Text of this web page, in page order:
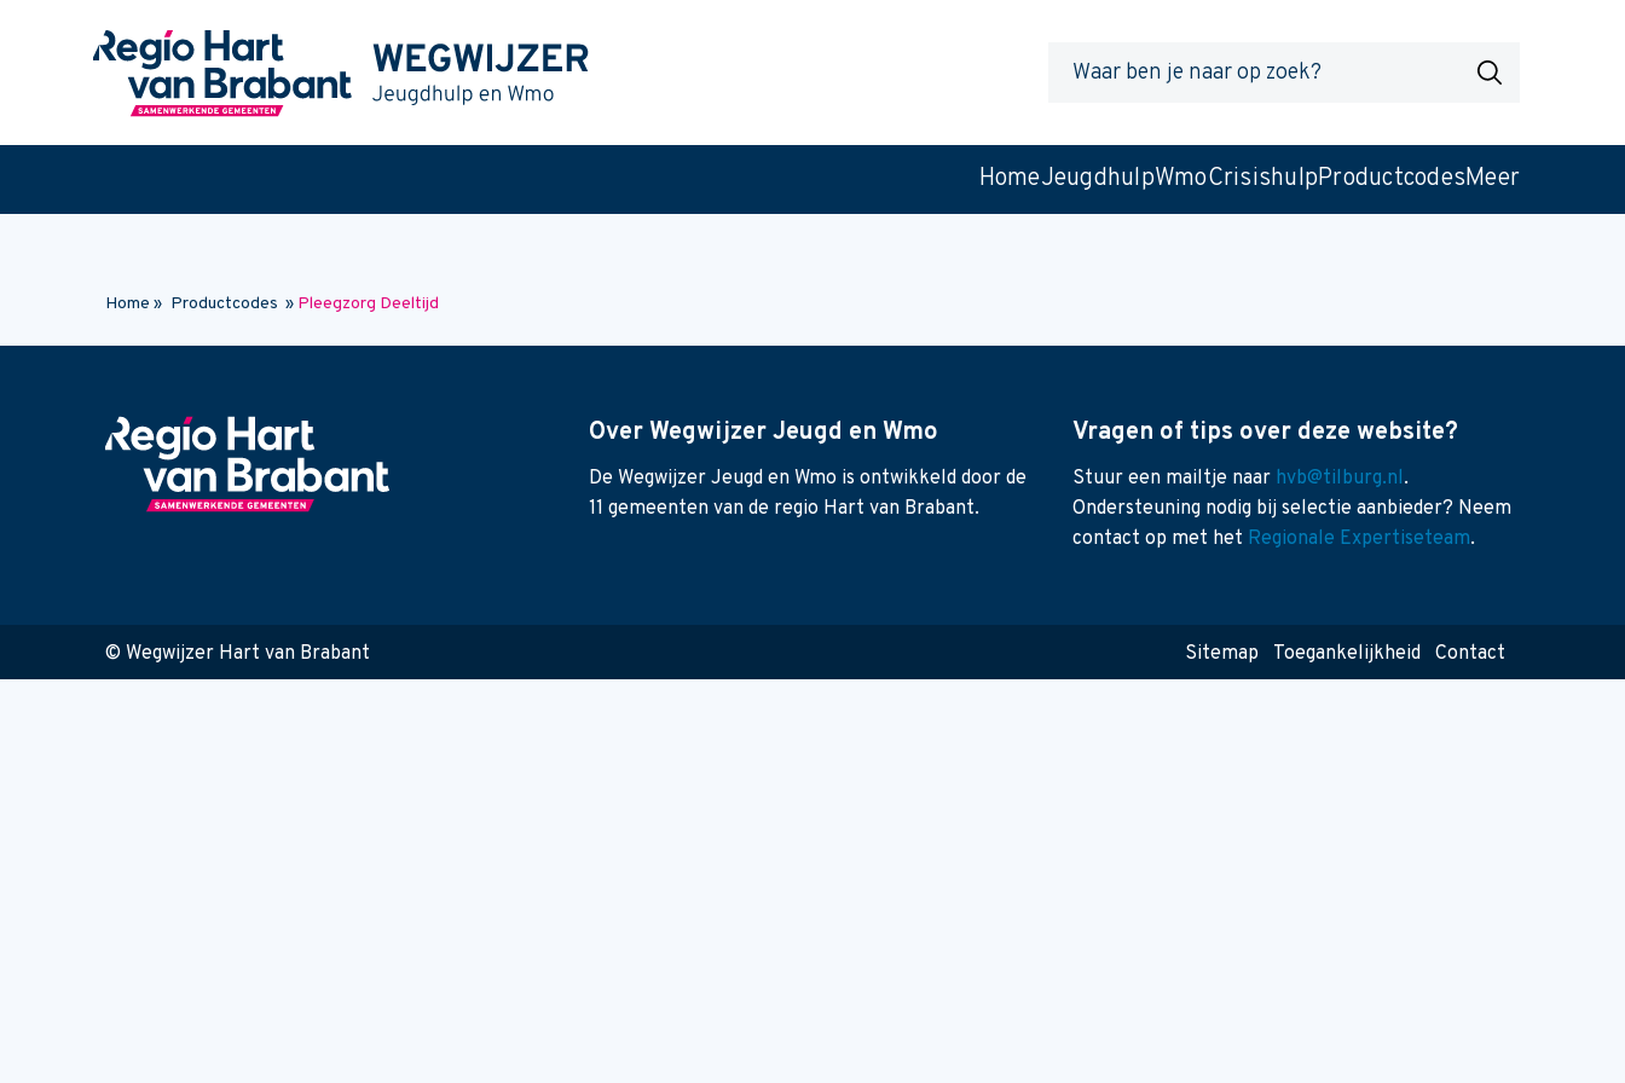
naar
op
Zoek
HomeJeugdhulpWmoCrisishulpProductcodesMeer
Home » Productcodes » Pleegzorg Deeltijd
Over Wegwijzer Jeugd en Wmo
De Wegwijzer Jeugd en Wmo is ontwikkeld door de
11 gemeenten van de regio Hart van Brabant.
Vragen of tips over deze website?
Stuur een mailtje naar hvb@tilburg.nl.
Ondersteuning nodig bij selectie aanbieder? Neem
contact op met het Regionale Expertiseteam.
© Wegwijzer Hart van Brabant Sitemap Toegankelijkheid Contact